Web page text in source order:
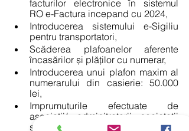
facturilor electronice în sistemul
RO e-Factura incepand cu 2024,
Introducerea sistemului e-Sigiliu
pentru transportatori,
Scăderea plafoanelor aferente
încasărilor și plăților cu numerar,
Introducerea unui plafon maxim al
numerarului din casierie: 50.000
lei,
Imprumuturile efectuate de
asociatii/ adminitratorii societații
sunt permise doar prin banca,